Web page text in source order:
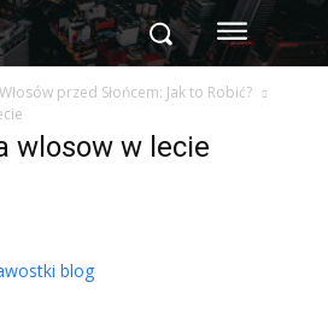
przed Słońcem: Jak to Robić?
wlosow w lecie
blog